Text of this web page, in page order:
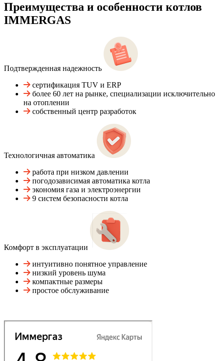
Преимущества и особенности котлов
IMMERGAS
Подтвержденная надежность
сертификация TUV и ERP
более 60 лет на рынке, специализации исключительно
на отоплении
собственный центр разработок
Технологичная автоматика
работа при низком давлении
погодозависимая автоматика котла
экономия газа и электроэнергии
9 систем безопасности котла
Комфорт в эксплуатации
интуитивно понятное управление
низкий уровень шума
компактные размеры
простое обслуживание